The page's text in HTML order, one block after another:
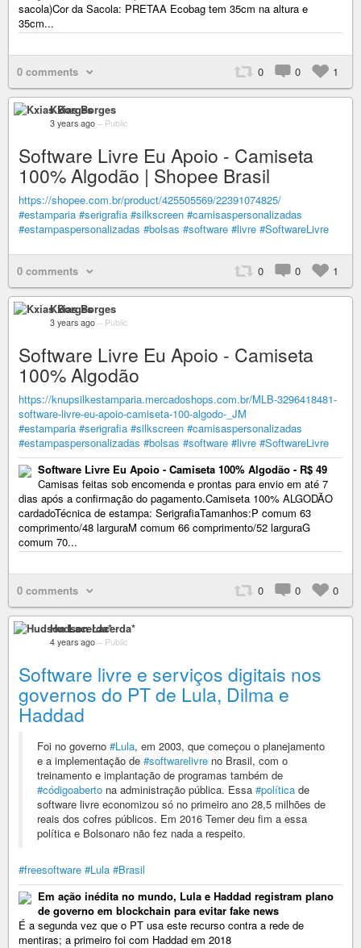
sacola)Cor da Sacola: PRETAA Ecobag tem 35cm na altura e
35cm...
0 comments 0 0 1
Kxias Borges
3 years ago – Public
Software Livre Eu Apoio - Camiseta
100% Algodão | Shopee Brasil
https://shopee.com.br/product/425505569/22391074825/
#estamparia #serigrafia #silkscreen #camisaspersonalizadas
#estampaspersonalizadas #bolsas #software #livre #SoftwareLivre
0 comments 0 0 1
Kxias Borges
3 years ago – Public
Software Livre Eu Apoio - Camiseta
100% Algodão
https://knupsilkestamparia.mercadoshops.com.br/MLB-3296418481-
software-livre-eu-apoio-camiseta-100-algodo-_JM
#estamparia #serigrafia #silkscreen #camisaspersonalizadas
#estampaspersonalizadas #bolsas #software #livre #SoftwareLivre
Software Livre Eu Apoio - Camiseta 100% Algodão - R$ 49
Camisas feitas sob encomenda e prontas para envio em até 7
dias após a confirmação do pagamento.Camiseta 100% ALGODÃO
cardadoTécnica de estampa: SerigrafiaTamanhos:P comum 63
comprimento/48 larguraM comum 66 comprimento/52 larguraG
comum 70...
0 comments 0 0 0
Hudson Lacerda*
4 years ago – Public
Software livre e serviços digitais nos
governos do PT de Lula, Dilma e
Haddad
Foi no governo #Lula, em 2003, que começou o planejamento
e a implementação de #softwarelivre no Brasil, com o
treinamento e implantação de programas também de
#códigoaberto na administração pública. Essa #política de
software livre economizou só no primeiro ano 28,5 milhões de
reais dos cofres públicos. Em 2016 Temer deu fim a essa
política e Bolsonaro não fez nada a respeito.
#freesoftware #Lula #Brasil
Em ação inédita no mundo, Lula e Haddad registram plano
de governo em blockchain para evitar fake news
É a segunda vez que o PT usa este recurso contra a rede de
mentiras; a primeiro foi com Haddad em 2018